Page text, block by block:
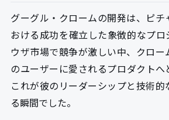
グーグル・クロームの開発は、ピチ
おける成功を確立した象徴的なプロ
ウザ市場で競争が激しい中、クロ
のユーザーに愛されるプロダクトへ
これが彼のリーダーシップと技術
る瞬間でした。